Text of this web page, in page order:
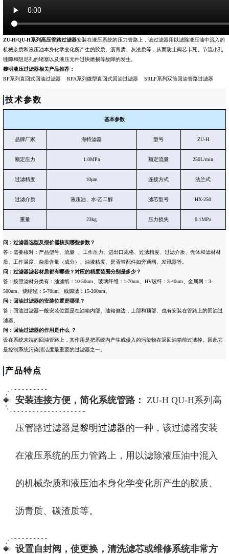
ZU-H/QU-H系列高压管路过滤器安装在液压系统的压力管路上，该过滤器用以滤除液压油中混入的
机械杂质和液压油本身化学变化所产生的胶质、沥青质、灰渣质等，从而防止阀芯卡死、节流小孔
缝隙和阻尼孔的堵塞以及液压元件过快磨损等故障的发生。
黎明液压过滤器相关产品推荐：
RF系列直回式回油过滤器
RFA系列微型直回式回油过滤器 SRLF系列双筒回油管路过滤器
技术参数
基本参数
品牌厂家 海特滤器 型号 ZU-H
额定压力 1.0MPa 额定流量 250L/min
过滤精度 10μm 连接方式 法兰式
过滤介质 液压油、水-乙二醇 滤芯型号 HX-250
重量 23kg 压力损失 0.1MPa
问：过滤器选型及报价需核实哪些参数？
答：需要核对：产品型号、流量 、工作压力、进出口规格、过滤精度、过滤介质、壳体和滤材材
质、工作温度、杂质含量（成分）、油液粘度、是否带配件如旁通阀、发讯器等。
问： 过滤器滤芯材质都有哪些？对应的精度范围分别是多少？
答：按照滤材分类有：油滤纸：10-50um、玻璃纤维：1-70um、HV玻纤：3-40um、金属网：3-
500um、烧结毡：5-70um、线隙滤：15-200um。
问： 回油过滤器的安装位置是哪里？
答：回油过滤器一般安装位置是在油箱内部、油箱侧边，上部和顶部、也有安装在管路上的回油过
滤器。
问： 回油过滤器的作用是什么 ？
设在系统末端的回油管路上，其作用是把系统内产生或侵入的污染物在返回油箱前过滤掉。因此它
是控制系统污染清洁度最重要的过滤器之一。
产品特点
安装连接方便，简化系统管路： ZU-H QU-H系列高
压管路过滤器是黎明过滤器的一种，该过滤器安装
在液压系统的压力管路上，用以滤除液压油中混入
的机械杂质和液压油本身化学变化所产生的胶质、
沥青质、碳渣质等。
设置自封阀，使更换，清洗滤芯或维修系统非常方